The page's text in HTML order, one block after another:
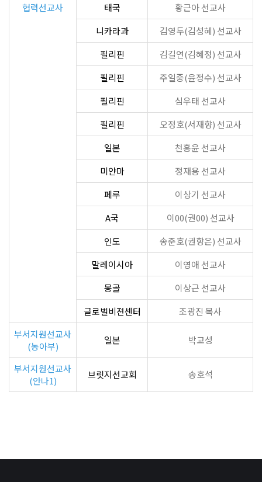
협력선교사
태국
황근아 선교사
니카라과
김영두(김성혜) 선교사
필리핀
김길연(김혜정) 선교사
필리핀
주일중(윤정수) 선교사
필리핀
심우태 선교사
필리핀
오정호(서재향) 선교사
일본
천홍윤 선교사
미얀마
정재용 선교사
페루
이상기 선교사
A국
이00(권00) 선교사
인도
송준호(권향은) 선교사
말레이시아
이영애 선교사
몽골
이상근 선교사
글로벌비젼센터
조광진 목사
부서지원선교사
(농아부)
일본 박교성
부서지원선교사
(안나1)
브릿지선교회 송호석